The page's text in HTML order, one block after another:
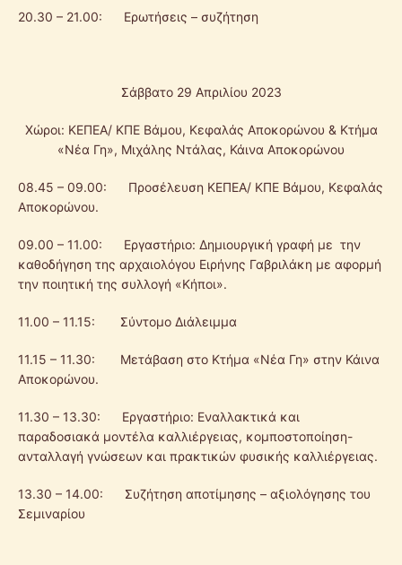
20.30 – 21.00: Ερωτήσεις – συζήτηση
Σάββατο 29 Απριλίου 2023
Χώροι: ΚΕΠΕΑ/ ΚΠΕ Βάμου, Κεφαλάς Αποκορώνου & Κτήμα
«Νέα Γη», Μιχάλης Ντάλας, Κάινα Αποκορώνου
08.45 – 09.00: Προσέλευση ΚΕΠΕΑ/ ΚΠΕ Βάμου, Κεφαλάς
Αποκορώνου.
09.00 – 11.00: Εργαστήριο: Δημιουργική γραφή με την
καθοδήγηση της αρχαιολόγου Ειρήνης Γαβριλάκη με αφορμή
την ποιητική της συλλογή «Κήποι».
11.00 – 11.15: Σύντομο Διάλειμμα
11.15 – 11.30: Μετάβαση στο Κτήμα «Νέα Γη» στην Κάινα
Αποκορώνου.
11.30 – 13.30: Εργαστήριο: Εναλλακτικά και
παραδοσιακά μοντέλα καλλιέργειας, κομποστοποίηση-
ανταλλαγή γνώσεων και πρακτικών φυσικής καλλιέργειας.
13.30 – 14.00: Συζήτηση αποτίμησης – αξιολόγησης του
Σεμιναρίου